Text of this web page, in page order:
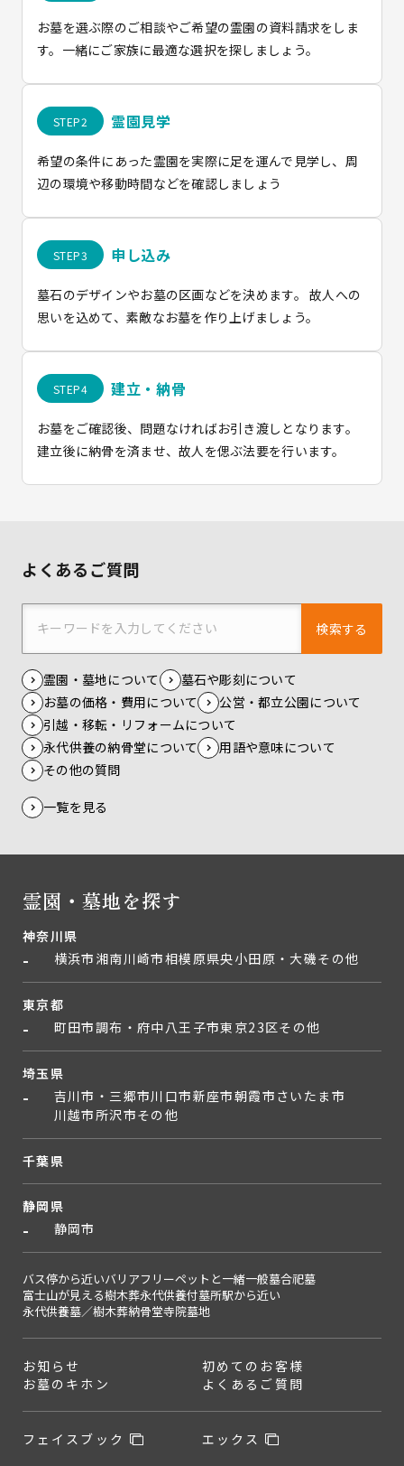
お墓を選ぶ際のご相談やご希望の霊園の資料請求をしま
す。一緒にご家族に最適な選択を探しましょう。
霊園見学
希望の条件にあった霊園を実際に足を運んで見学し、周
辺の環境や移動時間などを確認しましょう
申し込み
墓石のデザインやお墓の区画などを決めます。 故人への
思いを込めて、素敵なお墓を作り上げましょう。
建立・納骨
お墓をご確認後、問題なければお引き渡しとなります。
建立後に納骨を済ませ、故人を偲ぶ法要を行います。
よくあるご質問
検索する
霊園・墓地について
墓石や彫刻について
お墓の価格・費用について
公営・都立公園について
引越・移転・リフォームについて
永代供養の納骨堂について
用語や意味について
その他の質問
一覧を見る
霊園・墓地を探す
神奈川県
横浜市 湘南川崎市相模原県央小田原・大磯その他
東京都
町田市調布・府中八王子市東京23区その他
埼玉県
吉川市・三郷市川口市新座市朝霞市 さいたま市
川越市所沢市その他
千葉県
静岡県
静岡市
バス停から近いバリアフリーペットと一緒一般墓合祀墓
富士山が見える樹木葬永代供養付墓所駅から近い
永代供養墓／樹木葬納骨堂寺院墓地
お知らせ
初めてのお客様
お墓のキホン
よくあるご質問
フェイスブック エックス